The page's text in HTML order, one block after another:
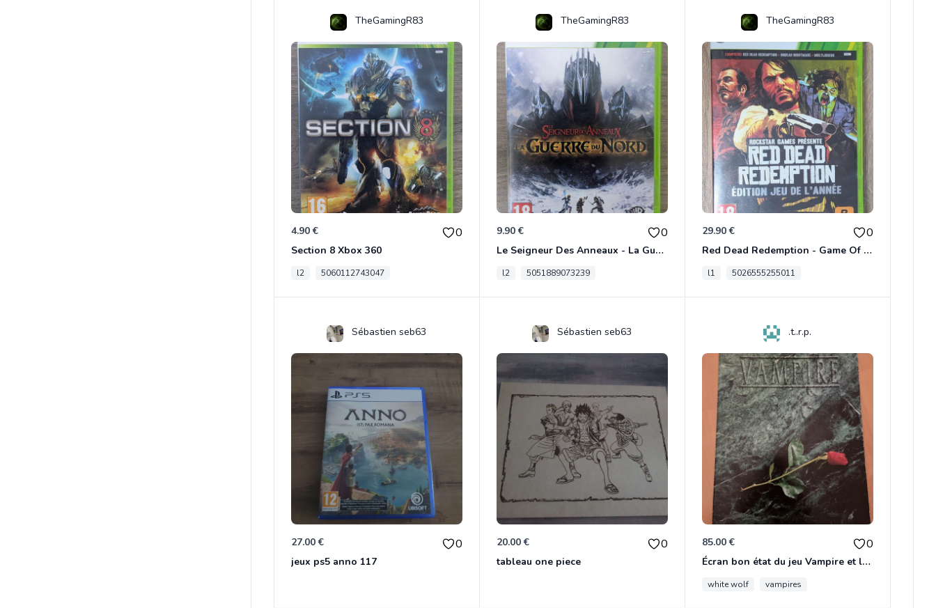
TheGamingR83
4.90 € 0
Section 8 Xbox 360
l2 5060112743047
TheGamingR83
9.90 € 0
Le Seigneur Des Anneaux - La Guerre Du Nord Xbox 360
l2 5051889073239
TheGamingR83
29.90 € 0
Red Dead Redemption - Game Of The Year Xbox 360
l1 5026555255011
Sébastien seb63
27.00 € 0
jeux ps5 anno 117
Sébastien seb63
20.00 € 0
tableau one piece
.t..r.p.
85.00 € 0
Écran bon état du jeu Vampire et livre de règles « la mascarade » état d’usage
white wolf vampires